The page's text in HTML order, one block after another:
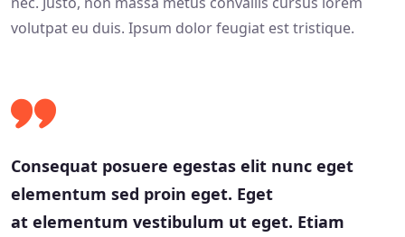
volutpat eu duis. Ipsum dolor feugiat est tristique.
Consequat posuere egestas elit nunc eget
elementum sed proin eget. Eget
at elementum vestibulum ut eget. Etiam